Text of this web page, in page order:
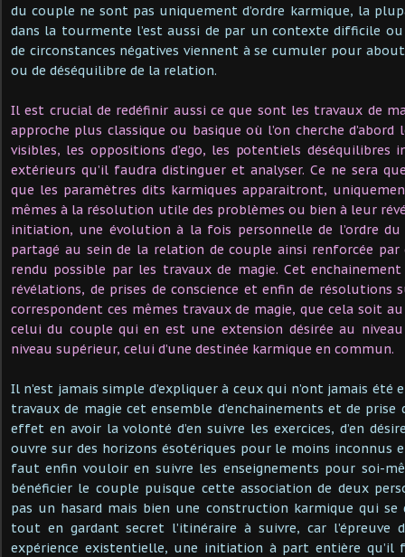
du couple ne sont pas uniquement d’ordre karmique, la
dans la tourmente l’est aussi de par un contexte difficile ou
de circonstances négatives viennent à se cumuler pour
ou de déséquilibre de la relation.
Il est crucial de redéfinir aussi ce que sont les travaux de
approche plus classique ou basique où l’on cherche d’abord
visibles, les oppositions d’ego, les potentiels déséquilibres
extérieurs qu’il faudra distinguer et analyser. Ce ne sera
que les paramètres dits karmiques apparaitront,
mêmes à la résolution utile des problèmes ou bien à leur
initiation, une évolution à la fois personnelle de l’ordre
partagé au sein de la relation de couple ainsi renforcée par
rendu possible par les travaux de magie. Cet
révélations, de prises de conscience et enfin de résolutions
correspondent ces mêmes travaux de magie, que cela soit au
celui du couple qui en est une extension désirée au
niveau supérieur, celui d’une destinée karmique en commun.
Il n’est jamais simple d’expliquer à ceux qui n’ont jamais
travaux de magie cet ensemble d’enchainements et de
effet en avoir la volonté d’en suivre les exercices, d’en
ouvre sur des horizons ésotériques pour le moins inconnus
faut enfin vouloir en suivre les enseignements pour soi-
bénéficier le couple puisque cette association de deux
pas un hasard mais bien une construction karmique qui se
tout en gardant secret l’itinéraire à suivre, car l’épreuve
expérience existentielle, une initiation à part entière